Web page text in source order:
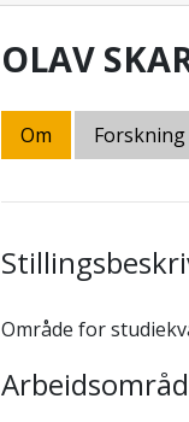
OLAV
Om
Område for